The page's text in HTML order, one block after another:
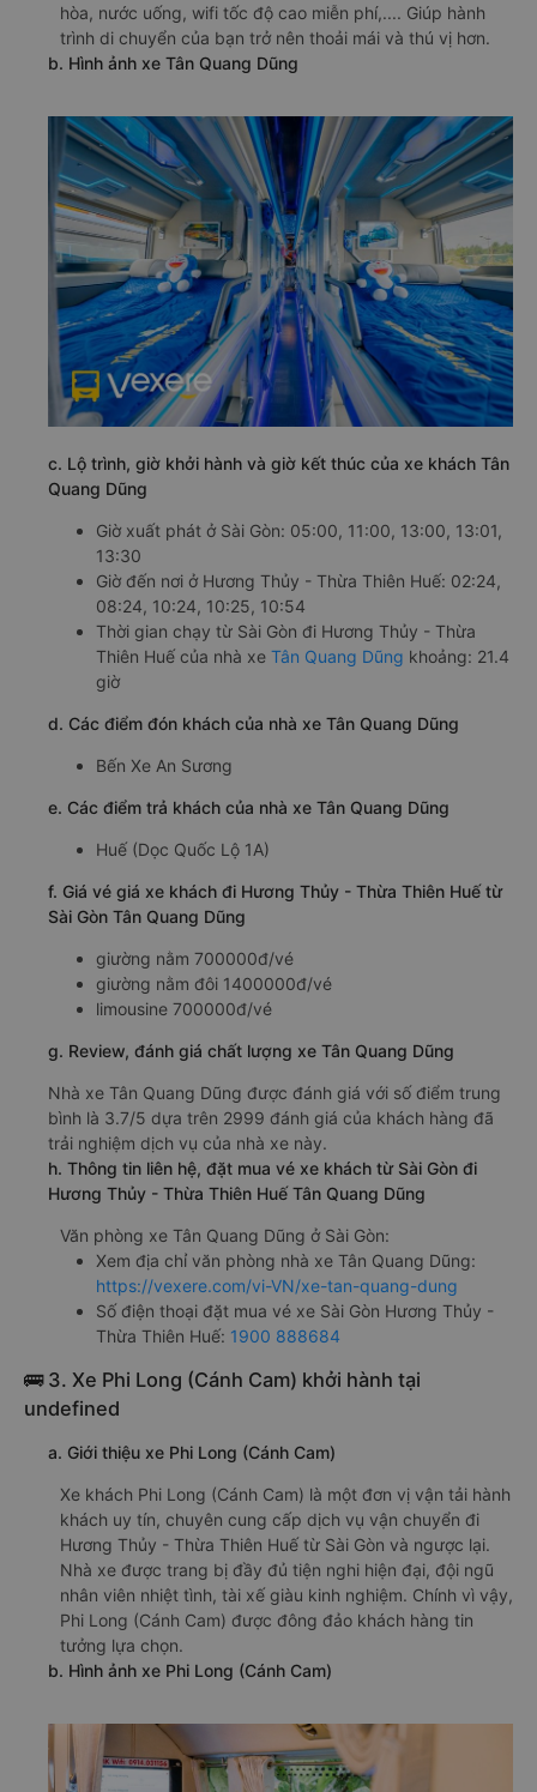
hòa, nước uống, wifi tốc độ cao miễn phí,.... Giúp hành
trình di chuyển của bạn trở nên thoải mái và thú vị hơn.
b. Hình ảnh xe Tân Quang Dũng
c. Lộ trình, giờ khởi hành và giờ kết thúc của xe khách Tân
Quang Dũng
Giờ xuất phát ở Sài Gòn: 05:00, 11:00, 13:00, 13:01,
13:30
Giờ đến nơi ở Hương Thủy - Thừa Thiên Huế: 02:24,
08:24, 10:24, 10:25, 10:54
Thời gian chạy từ Sài Gòn đi Hương Thủy - Thừa
Thiên Huế của nhà xe Tân Quang Dũng khoảng: 21.4
giờ
d. Các điểm đón khách của nhà xe Tân Quang Dũng
Bến Xe An Sương
e. Các điểm trả khách của nhà xe Tân Quang Dũng
Huế (Dọc Quốc Lộ 1A)
f. Giá vé giá xe khách đi Hương Thủy - Thừa Thiên Huế từ
Sài Gòn Tân Quang Dũng
giường nằm 700000đ/vé
giường nằm đôi 1400000đ/vé
limousine 700000đ/vé
g. Review, đánh giá chất lượng xe Tân Quang Dũng
Nhà xe Tân Quang Dũng được đánh giá với số điểm trung
bình là 3.7/5 dựa trên 2999 đánh giá của khách hàng đã
trải nghiệm dịch vụ của nhà xe này.
h. Thông tin liên hệ, đặt mua vé xe khách từ Sài Gòn đi
Hương Thủy - Thừa Thiên Huế Tân Quang Dũng
Văn phòng xe Tân Quang Dũng ở Sài Gòn:
Xem địa chỉ văn phòng nhà xe Tân Quang Dũng:
https://vexere.com/vi-VN/xe-tan-quang-dung
Số điện thoại đặt mua vé xe Sài Gòn Hương Thủy -
Thừa Thiên Huế: 1900 888684
🚌 3. Xe Phi Long (Cánh Cam) khởi hành tại
undefined
a. Giới thiệu xe Phi Long (Cánh Cam)
Xe khách Phi Long (Cánh Cam) là một đơn vị vận tải hành
khách uy tín, chuyên cung cấp dịch vụ vận chuyển đi
Hương Thủy - Thừa Thiên Huế từ Sài Gòn và ngược lại.
Nhà xe được trang bị đầy đủ tiện nghi hiện đại, đội ngũ
nhân viên nhiệt tình, tài xế giàu kinh nghiệm. Chính vì vậy,
Phi Long (Cánh Cam) được đông đảo khách hàng tin
tưởng lựa chọn.
b. Hình ảnh xe Phi Long (Cánh Cam)